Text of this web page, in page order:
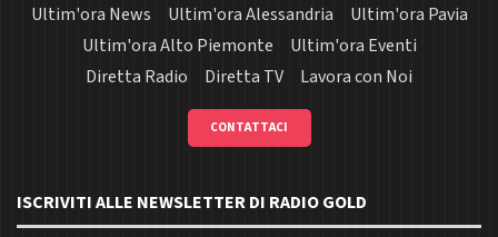
Ultim'ora News
Ultim'ora Alessandria
Ultim'ora Pavia
Ultim'ora Alto Piemonte
Ultim'ora Eventi
Diretta Radio
Diretta TV Lavora con Noi
CONTATTACI
ISCRIVITI ALLE NEWSLETTER DI RADIO GOLD